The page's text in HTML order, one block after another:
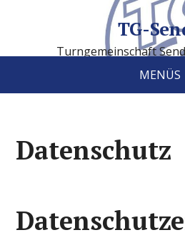
TG-
Turngemeinschaft
MENÜS
Datenschutz